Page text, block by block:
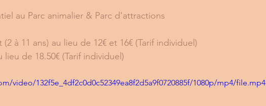
au Parc animalier & Parc d'attractions
(2 à 11 ans) au lieu de 12€ et 16€ (Tarif individuel)
lieu de 18.50€ (Tarif individuel)
video/132f5e_4df2c0d0c52349ea8f2d5a9f0720885f/1080p/mp4/file.mp4